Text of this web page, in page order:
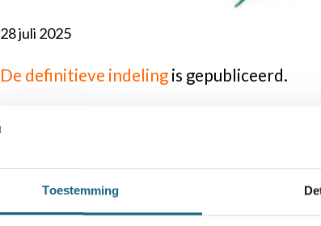
Toestemming
28 juli 2025
De definitieve indelingis gepubliceerd.